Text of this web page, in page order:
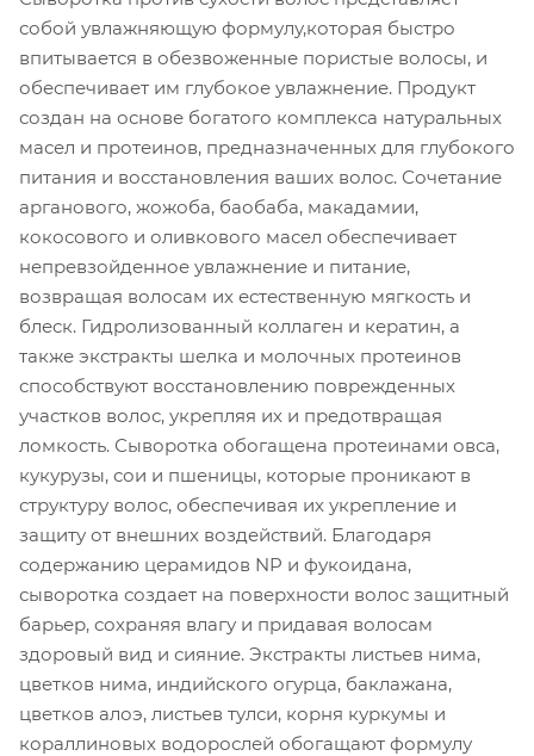
собой увлажняющую формулу,которая быстро
впитывается в обезвоженные пористые волосы, и
обеспечивает им глубокое увлажнение. Продукт
создан на основе богатого комплекса натуральных
масел и протеинов, предназначенных для глубокого
питания и восстановления ваших волос. Сочетание
арганового, жожоба, баобаба, макадамии,
кокосового и оливкового масел обеспечивает
непревзойденное увлажнение и питание,
возвращая волосам их естественную мягкость и
блеск. Гидролизованный коллаген и кератин, а
также экстракты шелка и молочных протеинов
способствуют восстановлению поврежденных
участков волос, укрепляя их и предотвращая
ломкость. Сыворотка обогащена протеинами овса,
кукурузы, сои и пшеницы, которые проникают в
структуру волос, обеспечивая их укрепление и
защиту от внешних воздействий. Благодаря
содержанию церамидов NP и фукоидана,
сыворотка создает на поверхности волос защитный
барьер, сохраняя влагу и придавая волосам
здоровый вид и сияние. Экстракты листьев нима,
цветков нима, индийского огурца, баклажана,
цветков алоэ, листьев тулси, корня куркумы и
кораллиновых водорослей обогащают формулу